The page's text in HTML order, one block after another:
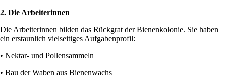
2. Die Arbeiterinnen
Die Arbeiterinnen bilden das Rückgrat der Bienenkolonie. Sie haben
ein erstaunlich vielseitiges Aufgabenprofil:
• Nektar- und Pollensammeln
• Bau der Waben aus Bienenwachs